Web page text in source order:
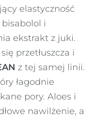
elastyczność
i
ekstrakt z juki.
przetłuszcza i
z tej samej linii.
łagodnie
pory. Aloes i
nawilżenie, a